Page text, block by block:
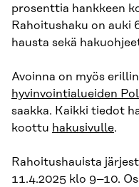
prosenttia hankkeen
Rahoitushaku on auki
hausta sekä
Avoinna on myös
hyvinvointialueiden
saakka. Kaikki tiedot
koottu hakusivulle.
Rahoitushauista
11.4.2025 klo 9–10.